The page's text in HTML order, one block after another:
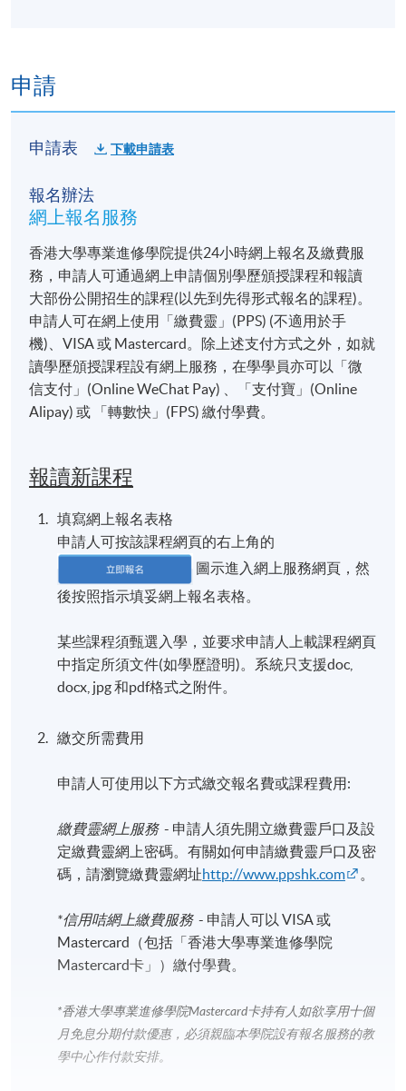
申請
申請表 下載申請表
報名辦法
網上報名服務
香港大學專業進修學院提供24小時網上報名及繳費服
務，申請人可通過網上申請個別學歷頒授課程和報讀
大部份公開招生的課程(以先到先得形式報名的課程)。
申請人可在網上使用「繳費靈」(PPS) (不適用於手
機)、VISA 或 Mastercard。除上述支付方式之外，如就
讀學歷頒授課程設有網上服務，在學學員亦可以「微
信支付」(Online WeChat Pay) 、「支付寶」(Online
Alipay) 或 「轉數快」(FPS) 繳付學費。
報讀新課程
填寫網上報名表格
申請人可按該課程網頁的右上角的
圖示進入網上服務網頁，然
後按照指示填妥網上報名表格。
某些課程須甄選入學，並要求申請人上載課程網頁
中指定所須文件(如學歷證明)。系統只支援doc,
docx, jpg 和pdf格式之附件。
繳交所需費用
申請人可使用以下方式繳交報名費或課程費用:
繳費靈網上服務- 申請人須先開立繳費靈戶口及設
定繳費靈網上密碼。有關如何申請繳費靈戶口及密
碼，請瀏覽繳費靈網址http://www.ppshk.com 。
*信用咭網上繳費服務- 申請人可以 VISA 或
Mastercard（包括「香港大學專業進修學院
Mastercard卡」）繳付學費。
*香港大學專業進修學院Mastercard卡持有人如欲享用十個
月免息分期付款優惠，必須親臨本學院設有報名服務的教
學中心作付款安排。